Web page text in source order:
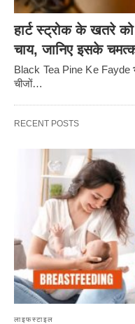
हार्ट स्ट्रोक के खतरे
चाय, जानिए इसके
Black Tea Pine Ke Fayde
चीजों…
RECENT POSTS
लाइफस्टाइल